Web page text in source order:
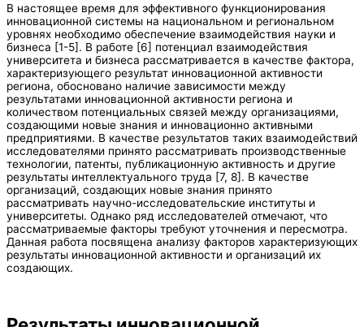
В настоящее время для эффективного функционирования
инновационной системы на национальном и региональном
уровнях необходимо обеспечение взаимодействия науки и
бизнеса [1-5]. В работе [6] потенциал взаимодействия
университета и бизнеса рассматривается в качестве фактора,
характеризующего результат инновационной активности
региона, обосновано наличие зависимости между
результатами инновационной активности региона и
количеством потенциальных связей между организациями,
создающими новые знания и инновационно активными
предприятиями. В качестве результатов таких взаимодействий
исследователями принято рассматривать производственные
технологии, патенты, публикационную активность и другие
результаты интеллектуального труда [7, 8]. В качестве
организаций, создающих новые знания принято
рассматривать научно-исследовательские институты и
университеты. Однако ряд исследователей отмечают, что
рассматриваемые факторы требуют уточнения и пересмотра.
Данная работа посвящена анализу факторов характеризующих
результаты инновационной активности и организаций их
создающих.